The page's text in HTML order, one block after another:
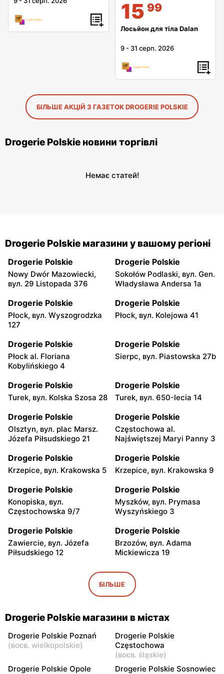
15 99
Лосьйон для тіла Dalan
9 - 31 серп. 2026
БІЛЬШЕ АКЦІЙ З ГАЗЕТОК DROGERIE POLSKIE
Drogerie Polskie новини торгівлі
Немає статей!
Drogerie Polskie магазини у вашому регіоні
Drogerie Polskie
Nowy Dwór Mazowiecki,
вул. 29 Listopada 376
Drogerie Polskie
Sokołów Podlaski, вул. Gen.
Władysława Andersa 1a
Drogerie Polskie
Płock, вул. Wyszogrodzka
127
Drogerie Polskie
Płock, вул. Kolejowa 41
Drogerie Polskie
Płock al. Floriana
Kobylińskiego 4
Drogerie Polskie
Sierpc, вул. Piastowska 27b
Drogerie Polskie
Turek, вул. Kolska Szosa 28
Drogerie Polskie
Turek, вул. 650-lecia 14
Drogerie Polskie
Olsztyn, вул. plac Marsz.
Józefa Piłsudskiego 21
Drogerie Polskie
Częstochowa al.
Najświętszej Maryi Panny 3
Drogerie Polskie
Krzepice, вул. Krakowska 5
Drogerie Polskie
Krzepice, вул. Krakowska 9
Drogerie Polskie
Konopiska, вул.
Częstochowska 9/7
Drogerie Polskie
Myszków, вул. Prymasa
Wyszyńskiego 3
Drogerie Polskie
Zawiercie, вул. Józefa
Piłsudskiego 12
Drogerie Polskie
Brzozów, вул. Adama
Mickiewicza 19
Drogerie Polskie
Kochanowice, вул.
Lubliniecka 2
Drogerie Polskie
Słomniki, вул. Proszowska 7
Drogerie Polskie
Siewierz, вул. plac
Strażacki 18
Drogerie Polskie Drogerie Polskie
БІЛЬШЕ
Drogerie Polskie магазини в містах
Drogerie Polskie Poznań
(воєв. wielkopolskie)
Drogerie Polskie
Częstochowa
(воєв. śląskie)
Drogerie Polskie Opole
Drogerie Polskie Sosnowiec